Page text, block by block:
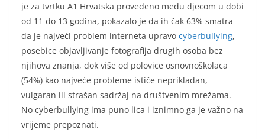
je za tvrtku A1 Hrvatska provedeno među djecom u dobi
od 11 do 13 godina, pokazalo je da ih čak 63% smatra
da je najveći problem interneta upravo cyberbullying,
posebice objavljivanje fotografija drugih osoba bez
njihova znanja, dok više od polovice osnovnoškolaca
(54%) kao najveće probleme ističe neprikladan,
vulgaran ili strašan sadržaj na društvenim mrežama.
No cyberbullying ima puno lica i iznimno ga je važno na
vrijeme prepoznati.